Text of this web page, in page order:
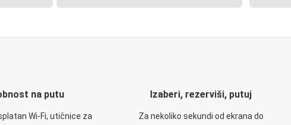
na putu
Wi-Fi, utičnice za
Izaberi, rezerviši, putuj
Za nekoliko sekundi od ekrana do